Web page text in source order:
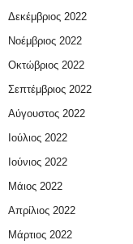
Δεκέμβριος 2022
Νοέμβριος 2022
Οκτώβριος 2022
Σεπτέμβριος 2022
Αύγουστος 2022
Ιούλιος 2022
Ιούνιος 2022
Μάιος 2022
Απρίλιος 2022
Μάρτιος 2022